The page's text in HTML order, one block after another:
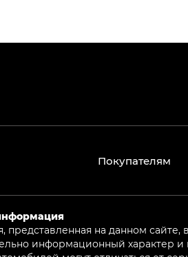
Покупателям
представленная на данном
информационный характер